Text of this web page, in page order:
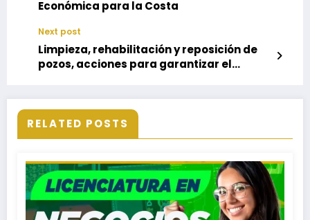
Económica para la Costa
Next post
Limpieza, rehabilitación y reposición de
pozos, acciones para garantizar el
RELATED POSTS